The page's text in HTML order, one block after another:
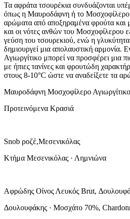
Τα αφράτα τσουρέκια συνδυάζονται
όπως η Μαυροδάφνη ή το
αρώματα από αποξηραμένα φρούτα και
και οι νότες ανθών του Μοσχοφίλερου
γεύση του τσουρεκιού, ενώ η
δημιουργεί μια απολαυστική αρμονία.
Αγιωργίτικο μπορεί να προσφέρει μια
με ήπιες τανίνες και φρουτώδη
στους 8-10°C ώστε να αναδείξετε τα
Μαυροδάφνη Μοσχοφίλερο Αγιωργίτικο
Προτεινόμενα Κρασιά
Snob ροζέ,Μεσενικόλας
Κτήμα Μεσενικόλας · Λημνιώνα
Αφρώδης Οίνος Λευκός Brut,
Δουλουφάκης · Μοσχάτο 70%,